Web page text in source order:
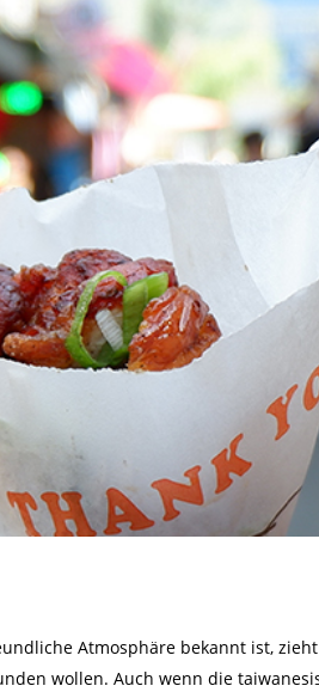
Atmosphäre bekannt ist,
wollen. Auch wenn die